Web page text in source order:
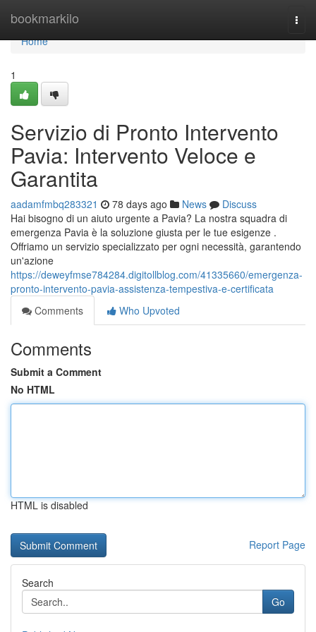
bookmarkilo
Home
Home
1
Servizio di Pronto Intervento
Pavia: Intervento Veloce e
Garantita
aadamfmbq283321 78 days ago News
Discuss
Hai bisogno di un aiuto urgente a Pavia? La nostra squadra di
emergenza Pavia è la soluzione giusta per le tue esigenze .
Offriamo un servizio specializzato per ogni necessità, garantendo
un'azione
https://deweyfmse784284.digitollblog.com/41335660/emergenza-
pronto-intervento-pavia-assistenza-tempestiva-e-certificata
Comments
Who Upvoted
Comments
Submit a Comment
No HTML
HTML is disabled
Report Page
Search
Go